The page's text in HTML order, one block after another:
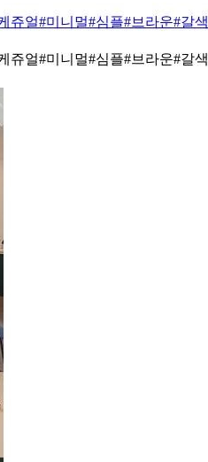
쥬얼#미니멀#심플#브라운#갈색
쥬얼#미니멀#심플#브라운#갈색